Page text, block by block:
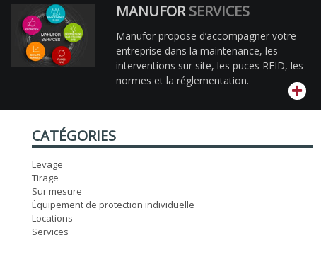
MANUFORSERVICES
Manufor propose d’accompagner votre
entreprise dans la maintenance, les
interventions sur site, les puces RFID, les
normes et la réglementation.
CATÉGORIES
Levage
Tirage
Sur mesure
Équipement de protection individuelle
Locations
Services